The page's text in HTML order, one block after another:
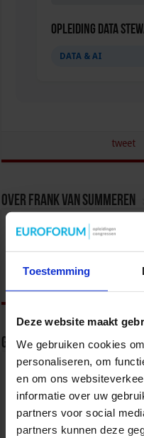
Toestemming
Deze website maakt
We gebruiken cookies
personaliseren, om
en om ons
informatie over uw
partners voor social
partners kunnen deze
Opleiding Data
DATA & AI
tweet
Over Frank van Summeren
Congres-
Gerelateerde Artikelen